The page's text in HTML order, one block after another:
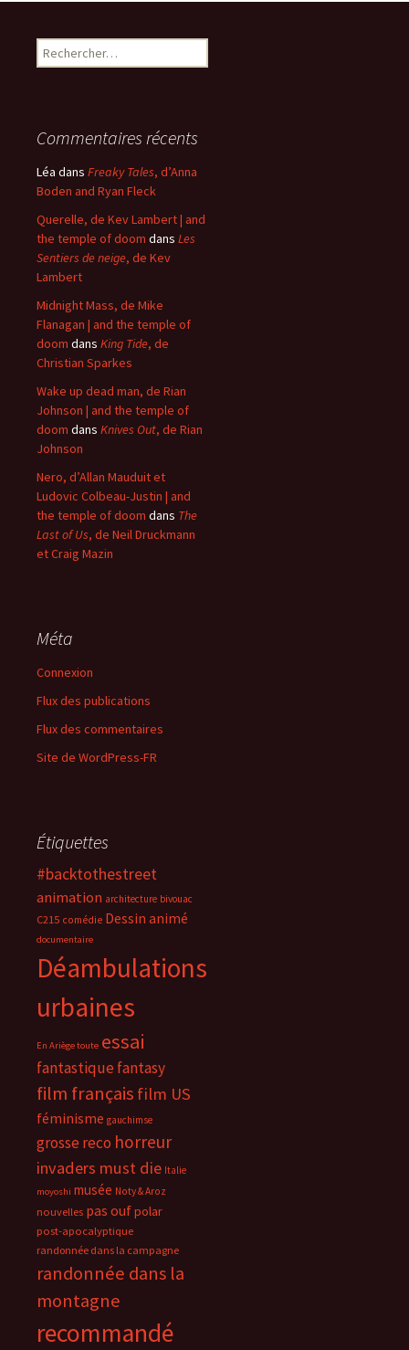
Rechercher :
Commentaires récents
Léa dans Freaky Tales, d’Anna
Boden and Ryan Fleck
Querelle, de Kev Lambert | and
the temple of doom dans Les
Sentiers de neige, de Kev
Lambert
Midnight Mass, de Mike
Flanagan | and the temple of
doom dans King Tide, de
Christian Sparkes
Wake up dead man, de Rian
Johnson | and the temple of
doom dans Knives Out, de Rian
Johnson
Nero, d’Allan Mauduit et
Ludovic Colbeau-Justin | and
the temple of doom dans The
Last of Us, de Neil Druckmann
et Craig Mazin
Méta
Connexion
Flux des publications
Flux des commentaires
Site de WordPress-FR
Étiquettes
#backtothestreet
animation architecture bivouac
C215 comédie Dessin animé
documentaire
Déambulations
urbaines
En Ariège toute essai
fantastiquefantasy
film français film US
féminisme gauchimse
grosse reco horreur
invaders must die Italie
moyoshi musée Noty & Aroz
nouvelles pas oufpolar
post-apocalyptique
randonnée dans la campagne
randonnée dans la
montagne
recommandé